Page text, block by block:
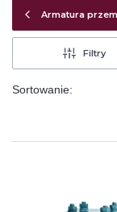
Armatura
Filtry
Sortowanie: